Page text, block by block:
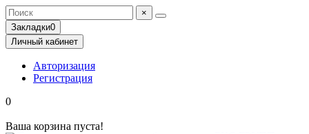
×
Закладки0
Личный кабинет
Авторизация
Регистрация
0
Ваша корзина пуста!